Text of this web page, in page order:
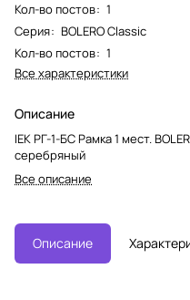
Кол-во постов: 1
Серия: BOLERO Classic
Кол-во постов: 1
Все характеристики
Описание
IEK РГ-1-БС Рамка 1 мест.
серебряный
Все описание
Описание